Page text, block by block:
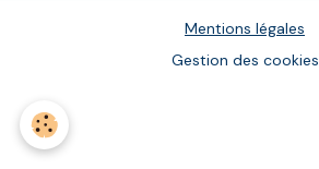
Mentions légales
Gestion des cookies